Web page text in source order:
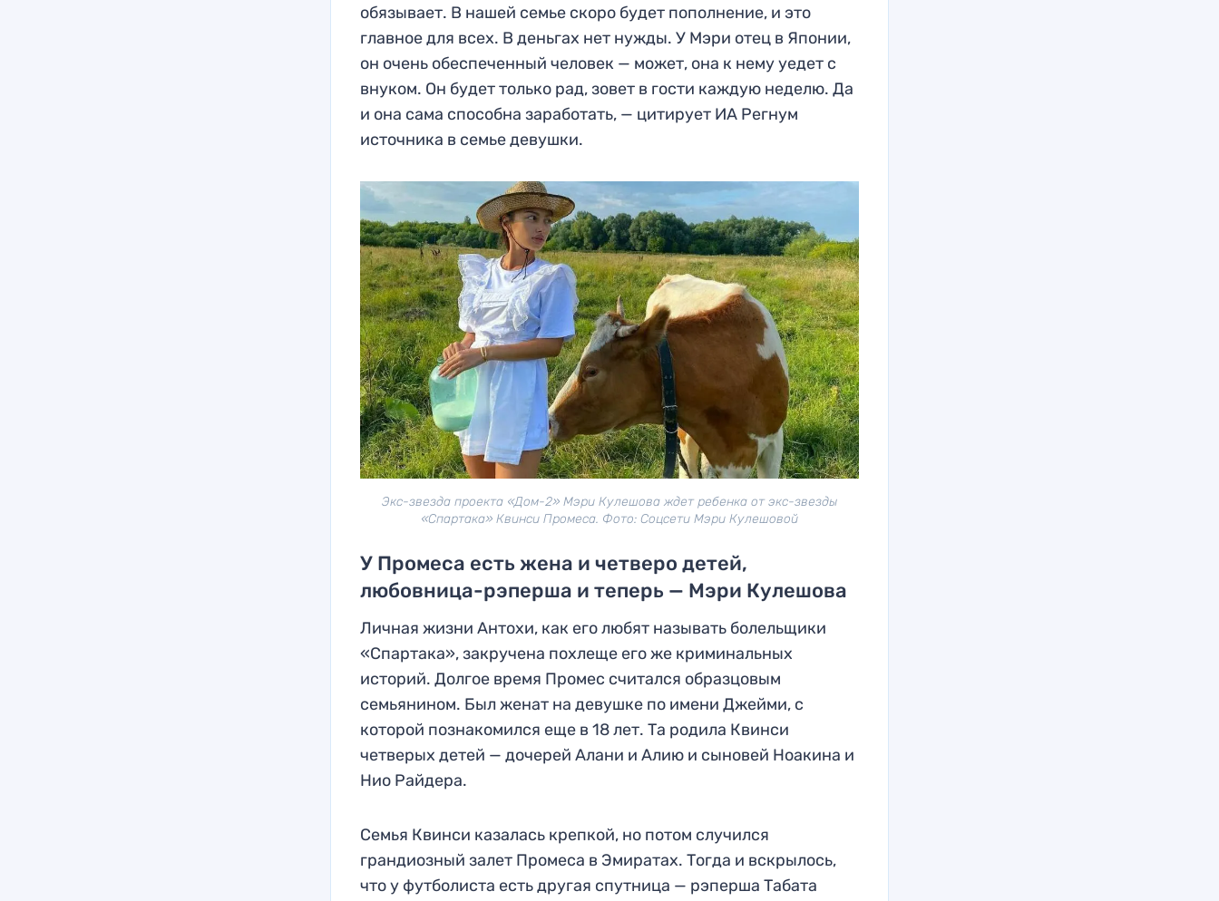
обязывает. В нашей семье скоро будет пополнение, и это
главное для всех. В деньгах нет нужды. У Мэри отец в Японии,
он очень обеспеченный человек — может, она к нему уедет с
внуком. Он будет только рад, зовет в гости каждую неделю. Да
и она сама способна заработать, — цитирует ИА Регнум
источника в семье девушки.
Экс-звезда проекта «Дом-2» Мэри Кулешова ждет ребенка от экс-звезды
«Спартака» Квинси Промеса. Фото: Соцсети Мэри Кулешовой
У Промеса есть жена и четверо детей,
любовница-рэперша и теперь — Мэри Кулешова
Личная жизни Антохи, как его любят называть болельщики
«Спартака», закручена похлеще его же криминальных
историй. Долгое время Промес считался образцовым
семьянином. Был женат на девушке по имени Джейми, с
которой познакомился еще в 18 лет. Та родила Квинси
четверых детей — дочерей Алани и Алию и сыновей Ноакина и
Нио Райдера.
Семья Квинси казалась крепкой, но потом случился
грандиозный залет Промеса в Эмиратах. Тогда и вскрылось,
что у футболиста есть другая спутница — рэперша Табата